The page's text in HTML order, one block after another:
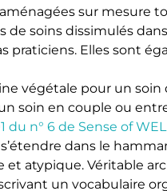
sur mesure
soins dissimulés
praticiens. Elles sont
végétale pour un
soin en couple ou
du n° 6 de Sense of
dans le
atypique. Véritable
un vocabulaire